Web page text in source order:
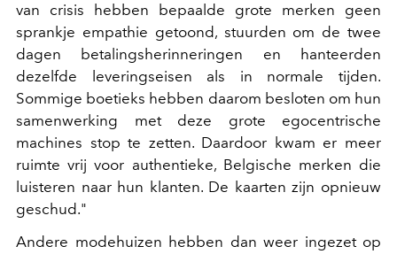
van crisis hebben bepaalde grote merken geen
sprankje empathie getoond, stuurden om de twee
dagen betalingsherinneringen en hanteerden
dezelfde leveringseisen als in normale tijden.
Sommige boetieks hebben daarom besloten om hun
samenwerking met deze grote egocentrische
machines stop te zetten. Daardoor kwam er meer
ruimte vrij voor authentieke, Belgische merken die
luisteren naar hun klanten. De kaarten zijn opnieuw
geschud."
Andere modehuizen hebben dan weer ingezet op